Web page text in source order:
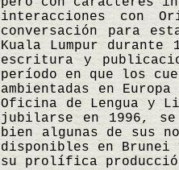
interacciones con
conversación para
Kuala Lumpur
escritura y
período en que los
ambientadas en
Oficina de Lengua y
jubilarse en 1996, se
bien algunas de sus
disponibles en
su prolífica